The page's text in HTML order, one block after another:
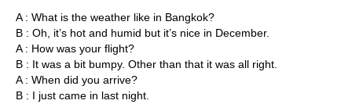
A : What is the weather like in Bangkok?
B : Oh, it’s hot and humid but it’s nice in December.
A : How was your flight?
B : It was a bit bumpy. Other than that it was all right.
A : When did you arrive?
B : I just came in last night.